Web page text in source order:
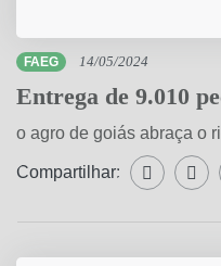
FAEG 14/05/2024
Entrega de 9.010
o agro de goiás abraça o
Compartilhar: